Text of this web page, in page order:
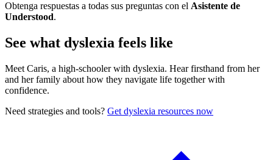
Obtenga respuestas a todas sus preguntas con el Asistente de
Understood.
See what dyslexia feels like
Meet Caris, a high-schooler with dyslexia. Hear firsthand from her
and her family about how they navigate life together with
confidence.
Need strategies and tools? Get dyslexia resources now